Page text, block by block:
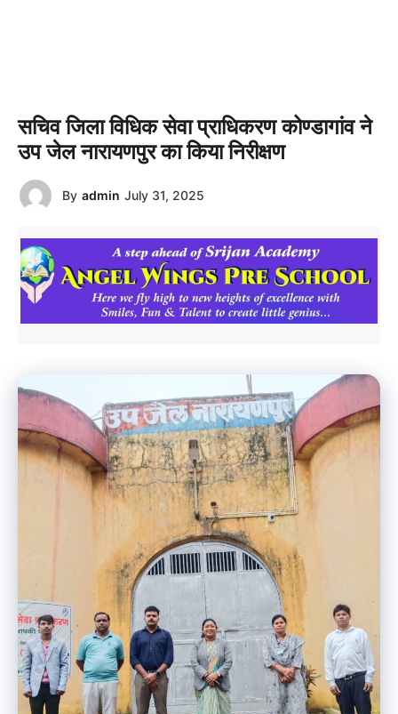
सचिव जिला विधिक सेवा प्राधिकरण कोण्डागांव ने
उप जेल नारायणपुर का किया निरीक्षण
By admin July 31, 2025